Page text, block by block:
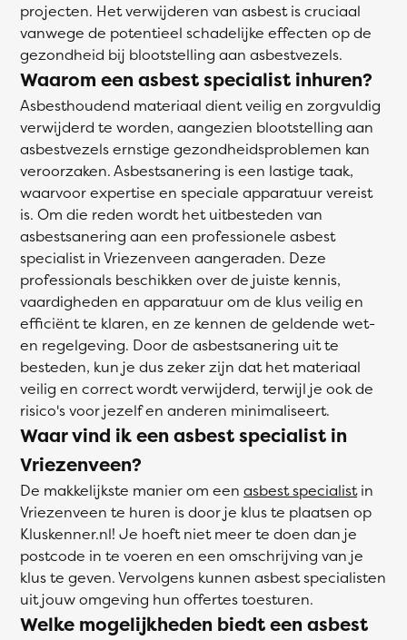
projecten. Het verwijderen van asbest is cruciaal
vanwege de potentieel schadelijke effecten op de
gezondheid bij blootstelling aan asbestvezels.
Waarom een asbest specialist inhuren?
Asbesthoudend materiaal dient veilig en zorgvuldig
verwijderd te worden, aangezien blootstelling aan
asbestvezels ernstige gezondheidsproblemen kan
veroorzaken. Asbestsanering is een lastige taak,
waarvoor expertise en speciale apparatuur vereist
is. Om die reden wordt het uitbesteden van
asbestsanering aan een professionele asbest
specialist in Vriezenveen aangeraden. Deze
professionals beschikken over de juiste kennis,
vaardigheden en apparatuur om de klus veilig en
efficiënt te klaren, en ze kennen de geldende wet-
en regelgeving. Door de asbestsanering uit te
besteden, kun je dus zeker zijn dat het materiaal
veilig en correct wordt verwijderd, terwijl je ook de
risico's voor jezelf en anderen minimaliseert.
Waar vind ik een asbest specialist in
Vriezenveen?
De makkelijkste manier om een asbest specialistin
Vriezenveen te huren is door je klus te plaatsen op
Kluskenner.nl! Je hoeft niet meer te doen dan je
postcode in te voeren en een omschrijving van je
klus te geven. Vervolgens kunnen asbest specialisten
uit jouw omgeving hun offertes toesturen.
Welke mogelijkheden biedt een asbest